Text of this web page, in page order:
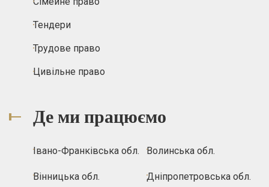
Тендери
Трудове право
Цивільне право
Де ми працюємо
Івано-Франківська обл. Волинська обл.
Вінницька обл. Дніпропетровська обл.